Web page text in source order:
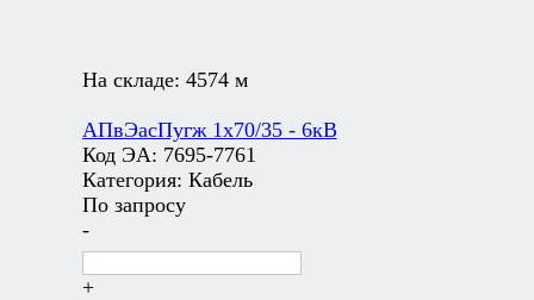
На складе: 4574 м
АПвЭасПугж 1х70/35 - 6кВ
Код ЭА: 7695-7761
Категория: Кабель
По запросу
-
+